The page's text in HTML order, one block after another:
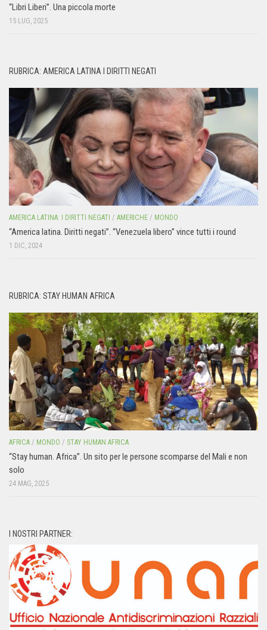
“Libri Liberi”. Una piccola morte
15 LUG, 2025
RUBRICA: AMERICA LATINA I DIRITTI NEGATI
AMERICA LATINA: I DIRITTI NEGATI / AMERICHE / MONDO
“America latina. Diritti negati”. “Venezuela libero” vince tutti i round
1 DIC, 2024
RUBRICA: STAY HUMAN AFRICA
AFRICA / MONDO / STAY HUMAN AFRICA
“Stay human. Africa”. Un sito per le persone scomparse del Mali e non
solo
24 MAG, 2025
I NOSTRI PARTNER: